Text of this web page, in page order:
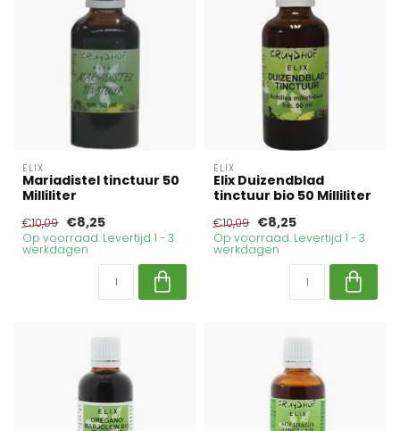
ELIX
Mariadistel tinctuur 50
Milliliter
€10,09 €8,25
Op voorraad. Levertijd 1 - 3
werkdagen
ELIX
Elix Duizendblad
tinctuur bio 50 Milliliter
€10,09 €8,25
Op voorraad. Levertijd 1 - 3
werkdagen